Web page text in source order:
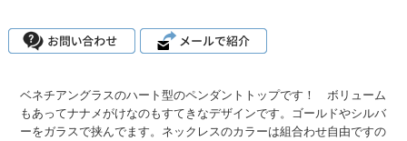
ベネチアングラスのハート型のペンダントトップです！ ボリューム
もあってナナメがけなのもすてきなデザインです。ゴールドやシルバ
ーをガラスで挟んでます。ネックレスのカラーは組合わせ自由ですの